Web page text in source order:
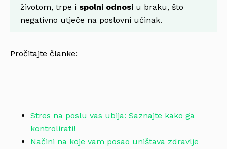
životom, trpe i spolni odnosi u braku, što
negativno utječe na poslovni učinak.
Pročitajte članke:
Stres na poslu vas ubija: Saznajte kako ga
kontrolirati!
Načini na koje vam posao uništava zdravlje